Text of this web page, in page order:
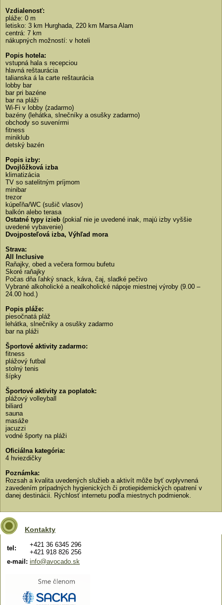
Vzdialenosť:
pláže: 0 m
letisko: 3 km Hurghada, 220 km Marsa Alam
centrá: 7 km
nákupných možností: v hoteli
Popis hotela:
vstupná hala s recepciou
hlavná reštaurácia
talianska á la carte reštaurácia
lobby bar
bar pri bazéne
bar na pláži
Wi-Fi v lobby (zadarmo)
bazény (lehátka, slnečníky a osušky zadarmo)
obchody so suvenírmi
fitness
miniklub
detský bazén
Popis izby:
Dvojlôžková izba
klimatizácia
TV so satelitným príjmom
minibar
trezor
kúpeľňa/WC (sušič vlasov)
balkón alebo terasa
Ostatné typy izieb (pokiaľ nie je uvedené inak, majú izby vyššie
uvedené vybavenie)
Dvojposteľová izba, Výhľad mora
Strava:
All Inclusive
Raňajky, obed a večera formou bufetu
Skoré raňajky
Počas dňa ľahký snack, káva, čaj, sladké pečivo
Vybrané alkoholické a nealkoholické nápoje miestnej výroby (9.00 –
24.00 hod.)
Popis pláže:
piesočnatá pláž
lehátka, slnečníky a osušky zadarmo
bar na pláži
Športové aktivity zadarmo:
fitness
plážový futbal
stolný tenis
šípky
Športové aktivity za poplatok:
plážový volleyball
biliard
sauna
masáže
jacuzzi
vodné športy na pláži
Oficiálna kategória:
4 hviezdičky
Poznámka:
Rozsah a kvalita uvedených služieb a aktivít môže byť ovplyvnená
zavedením prípadných hygienických či protiepidemických opatrení v
danej destinácii. Rýchlosť internetu podľa miestnych podmienok.
Kontakty
tel:
+421 36 6345 296
+421 918 826 256
e-mail: info@avocado.sk